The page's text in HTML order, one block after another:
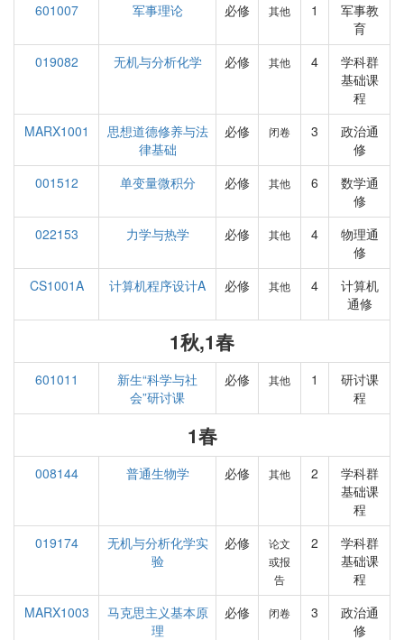
601007 军事理论 必修 其他 1
军事教
育
019082
无机与分析化学 必修 其他 4
学科群
基础课
程
MARX1001
思想道德修养与法
律基础
必修 闭卷 3
政治通
修
001512
单变量微积分 必修 其他 6
数学通
修
022153
力学与热学 必修 其他 4
物理通
修
CS1001A
计算机程序设计A 必修 其他 4
计算机
通修
1秋,1春
601011
新生“科学与社
会”研讨课
必修 其他 1
研讨课
程
1春
008144 普通生物学 必修 其他 2
学科群
基础课
程
019174
无机与分析化学实
验
必修
论文
或报
告
2
学科群
基础课
程
MARX1003
马克思主义基本原
理
必修 闭卷 3
政治通
修